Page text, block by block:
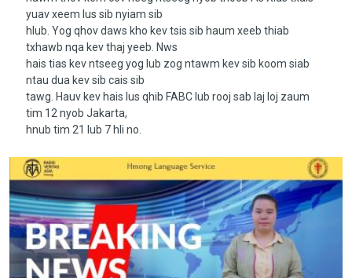
yuav xeem lus sib nyiam sib
hlub. Yog qhov daws kho kev tsis sib haum xeeb thiab
txhawb nqa kev thaj yeeb. Nws
hais tias kev ntseeg yog lub zog ntawm kev sib koom siab
ntau dua kev sib cais sib
tawg. Hauv kev hais lus qhib FABC lub rooj sab laj loj zaum
tim 12 nyob Jakarta,
hnub tim 21 lub 7 hli no.